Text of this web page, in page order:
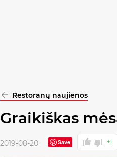
Restoranų naujienos
Graikiškas
2019-08-20 Save +1